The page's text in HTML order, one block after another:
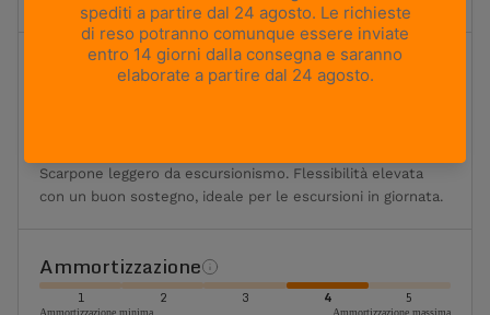
Flessibilità
Scarpone leggero da escursionismo. Flessibilità elevata
con un buon sostegno, ideale per le escursioni in giornata.
Ammortizzazione
1 2 3 4 5